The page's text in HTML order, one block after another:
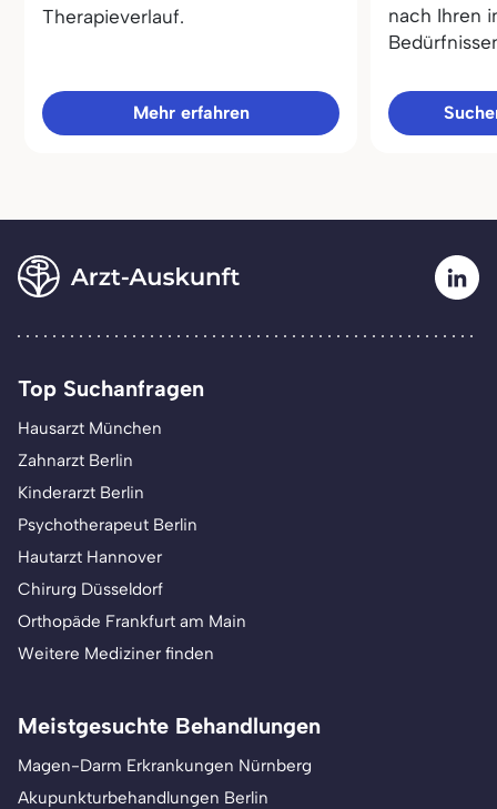
Therapieverlauf.
Mehr erfahren
nach Ihren
Top Suchanfragen
Hausarzt München
Zahnarzt Berlin
Kinderarzt Berlin
Psychotherapeut Berlin
Hautarzt Hannover
Chirurg Düsseldorf
Orthopäde Frankfurt am Main
Weitere Mediziner finden
Meistgesuchte Behandlungen
Magen-Darm Erkrankungen Nürnberg
Akupunkturbehandlungen Berlin